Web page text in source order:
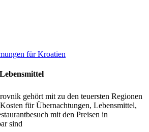
für Kroatien
gehört mit zu den teuersten Regionen
für Übernachtungen, Lebensmittel,
mit den Preisen in
sind